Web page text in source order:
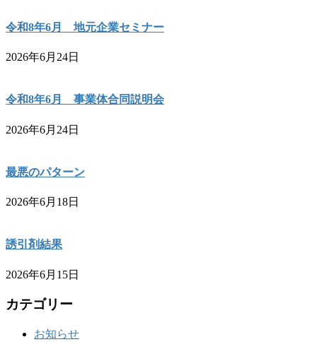
令和8年6月 地元企業セミナー
2026年6月24日
令和8年6月 事業体合同説明会
2026年6月24日
最悪のパターン
2026年6月18日
誘引剤結果
2026年6月15日
カテゴリー
お知らせ